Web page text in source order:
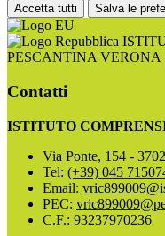
Accetta tutti Salva le
PESCANTINA VERONA
Contatti
ISTITUTO
Via Ponte, 154 -
Tel: (+39) 045
Email:
PEC:
C.F.: 93237970236